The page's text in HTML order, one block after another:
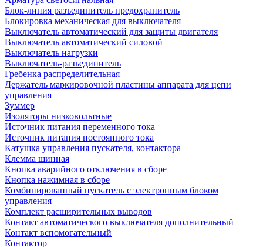
Блок-линия разъединитель предохранитель
Блокировка механическая для выключателя
Выключатель автоматический для защиты двигателя
Выключатель автоматический силовой
Выключатель нагрузки
Выключатель-разъединитель
Гребенка распределительная
Держатель маркировочной пластины аппарата для цепи
управления
Зуммер
Изоляторы низковольтные
Источник питания переменного тока
Источник питания постоянного тока
Катушка управления пускателя, контактора
Клемма шинная
Кнопка аварийного отключения в сборе
Кнопка нажимная в сборе
Комбинированный пускатель с электронным блоком
управления
Комплект расширительных выводов
Контакт автоматического выключателя дополнительный
Контакт вспомогательный
Контактор